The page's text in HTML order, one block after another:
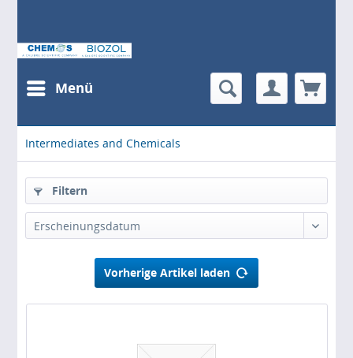
Menü
Intermediates and Chemicals
Filtern
Erscheinungsdatum
Vorherige Artikel laden